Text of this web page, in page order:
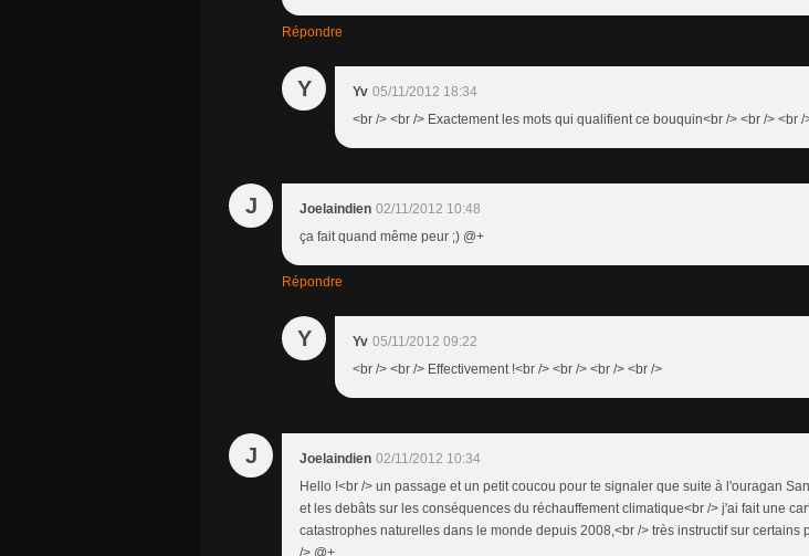
Répondre
Y Yv 05/11/2012 18:34
<br /> <br /> Exactement les mots qui qualifient ce bouquin<br /> <br /> <br /
J Joelaindien 02/11/2012 10:48
ça fait quand même peur ;) @+
Répondre
Y Yv 05/11/2012 09:22
<br /> <br /> Effectivement !<br /> <br /> <br /> <br />
J Joelaindien 02/11/2012 10:34
Hello !<br /> un passage et un petit coucou pour te signaler que suite à l'ouragan
et les debâts sur les conséquences du réchauffement climatique<br /> j'ai fait une
catastrophes naturelles dans le monde depuis 2008,<br /> très instructif sur certains